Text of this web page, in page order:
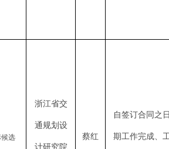
选
浙江省交
通规划设
计研究院
蔡红
自签订合同之
期工作完成、